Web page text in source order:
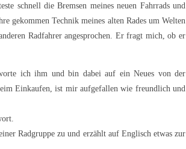
schnell die Bremsen meines neuen Fahrrads und
gekommen Technik meines alten Rades um Welten
Radfahrer angesprochen. Er fragt mich, ob er
ich ihm und bin dabei auf ein Neues von der
Einkaufen, ist mir aufgefallen wie freundlich und
Radgruppe zu und erzählt auf Englisch etwas zur